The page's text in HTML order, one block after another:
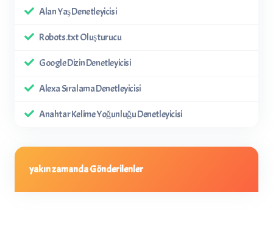
Alan Yaş Denetleyicisi
Robots.txt Oluşturucu
Google Dizin Denetleyicisi
Alexa Sıralama Denetleyicisi
Anahtar Kelime Yoğunluğu Denetleyicisi
yakın zamanda Gönderilenler